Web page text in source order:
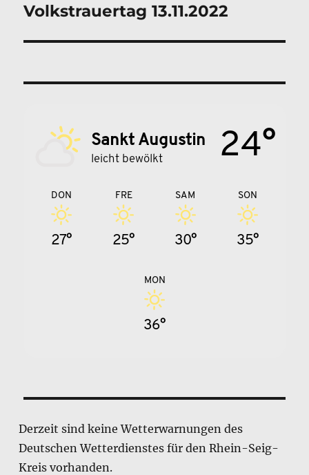
Nächster
Volkstrauertag 13.11.2022
Sankt Augustin
leicht bewölkt 24°
DON
27°
FRE
25°
SAM
30°
SON
35°
MON
36°
Derzeit sind keine Wetterwarnungen des
Deutschen Wetterdienstes für den Rhein-Seig-
Kreis vorhanden.